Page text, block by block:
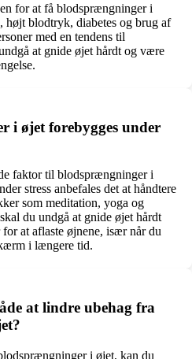
for at få blodsprængninger i
højt blodtryk, diabetes og brug af
med en tendens til
at gnide øjet hårdt og være
i øjet forebygges under
faktor til blodsprængninger i
stress anbefales det at håndtere
som meditation, yoga og
du undgå at gnide øjet hårdt
at aflaste øjnene, især når du
i længere tid.
at lindre ubehag fra
i øjet, kan du